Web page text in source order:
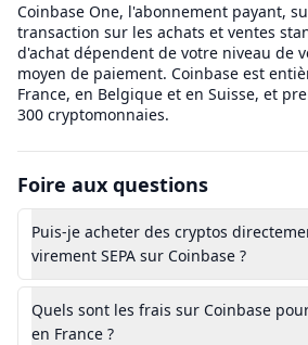
Coinbase One, l'abonnement payant,
transaction sur les achats et ventes
d'achat dépendent de votre niveau de
moyen de paiement. Coinbase est
France, en Belgique et en Suisse, et
300 cryptomonnaies.
Foire aux questions
Puis-je acheter des cryptos
virement SEPA sur Coinbase ?
Quels sont les frais sur Coinbase
en France ?